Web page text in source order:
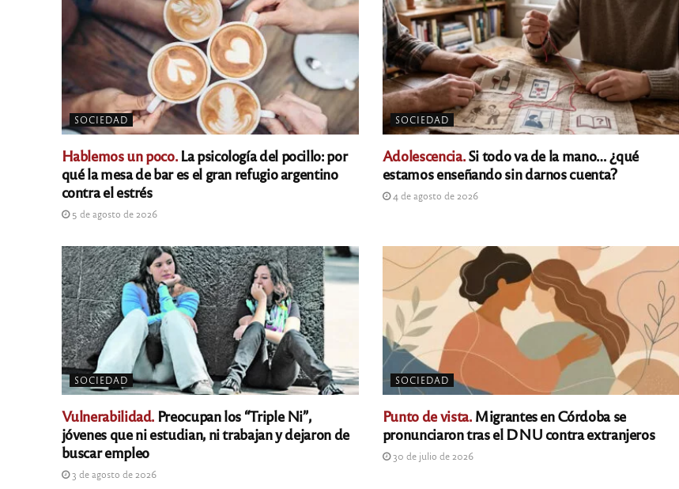
SOCIEDAD
Hablemos un poco.La psicología del pocillo: por
qué la mesa de bar es el gran refugio argentino
contra el estrés
5 de agosto de 2026
SOCIEDAD
Adolescencia.Si todo va de la mano… ¿qué
estamos enseñando sin darnos cuenta?
4 de agosto de 2026
SOCIEDAD
Vulnerabilidad. Preocupan los “Triple Ni”,
jóvenes que ni estudian, ni trabajan y dejaron de
buscar empleo
3 de agosto de 2026
SOCIEDAD
Punto de vista.Migrantes en Córdoba se
pronunciaron tras el DNU contra extranjeros
30 de julio de 2026